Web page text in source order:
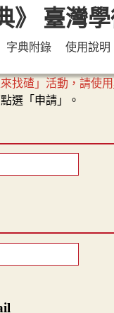
字典附錄 使用說明
找碴」活動，請使用
選「申請」。